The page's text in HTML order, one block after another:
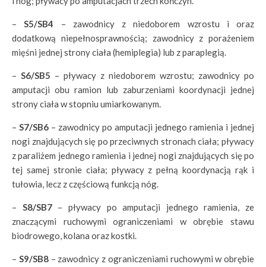
–S5/SB4 – zawodnicy z niedoborem wzrostu i oraz
dodatkową niepełnosprawnością; zawodnicy z porażeniem
mięśni jednej strony ciała (hemiplegia) lub z paraplegią.
– S6/SB5 – pływacy z niedoborem wzrostu; zawodnicy po
amputacji obu ramion lub zaburzeniami koordynacji jednej
strony ciała w stopniu umiarkowanym.
– S7/SB6 – zawodnicy po amputacji jednego ramienia i jednej
nogi znajdujących się po przeciwnych stronach ciała; pływacy
z paraliżem jednego ramienia i jednej nogi znajdujących się po
tej samej stronie ciała; pływacy z pełną koordynacją rąk i
tułowia, lecz z częściową funkcją nóg.
– S8/SB7– pływacy po amputacji jednego ramienia, ze
znaczącymi ruchowymi ograniczeniami w obrębie stawu
biodrowego, kolana oraz kostki.
– S9/SB8– zawodnicy z ograniczeniami ruchowymi w obrębie